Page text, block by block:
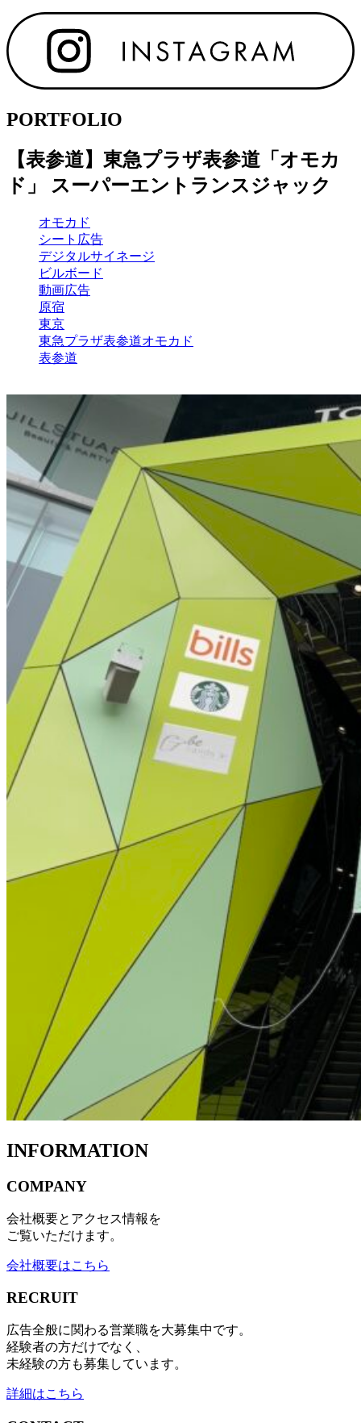
PORTFOLIO
【表参道】東急プラザ表参道「オモカ
ド」 スーパーエントランスジャック
オモカド
シート広告
デジタルサイネージ
ビルボード
動画広告
原宿
東京
東急プラザ表参道オモカド
表参道
INFORMATION
COMPANY
会社概要とアクセス情報を
ご覧いただけます。
会社概要はこちら
RECRUIT
広告全般に関わる営業職を大募集中です。
経験者の方だけでなく、
未経験の方も募集しています。
詳細はこちら